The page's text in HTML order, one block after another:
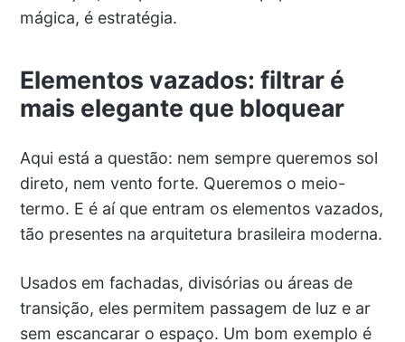
mágica, é estratégia.
Elementos vazados: filtrar é
mais elegante que bloquear
Aqui está a questão: nem sempre queremos sol
direto, nem vento forte. Queremos o meio-
termo. E é aí que entram os elementos vazados,
tão presentes na arquitetura brasileira moderna.
Usados em fachadas, divisórias ou áreas de
transição, eles permitem passagem de luz e ar
sem escancarar o espaço. Um bom exemplo é